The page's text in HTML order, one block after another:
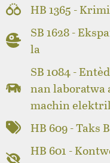
HB 1365 -
SB 1628 -
la
SB 1084 -
nan laboratwa
machin
HB 609 - Taks
HB 601 -